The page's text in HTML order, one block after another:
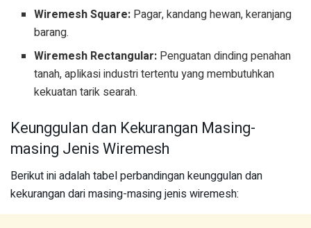
Wiremesh Square: Pagar, kandang hewan, keranjang
barang.
Wiremesh Rectangular: Penguatan dinding penahan
tanah, aplikasi industri tertentu yang membutuhkan
kekuatan tarik searah.
Keunggulan dan Kekurangan Masing-
masing Jenis Wiremesh
Berikut ini adalah tabel perbandingan keunggulan dan
kekurangan dari masing-masing jenis wiremesh: